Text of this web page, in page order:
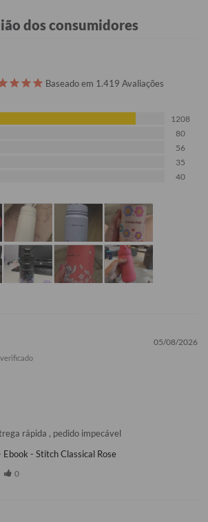
dos consumidores
Baseado em 1.419 Avaliações
1208
80
56
35
40
05/08/2026
rápida , pedido impecável
- Stitch Classical Rose
0